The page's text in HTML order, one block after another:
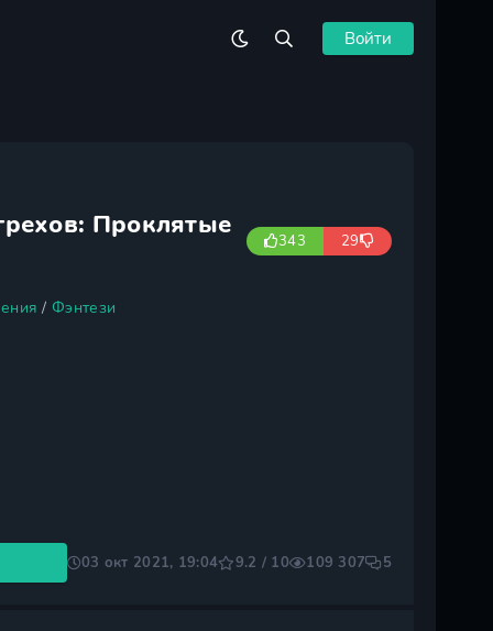
Войти
Проклятые 343 29
/ Фэнтези
03 окт 2021, 19:04 9.2 / 10 109 307 5